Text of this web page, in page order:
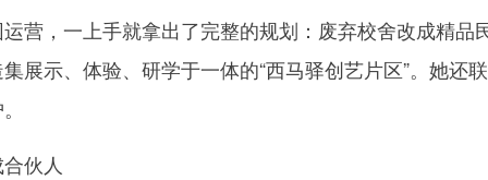
，一上手就拿出了完整的规划：废弃校舍改成精品
展示、体验、研学于一体的“西马驿创艺片区”。她还
伙人